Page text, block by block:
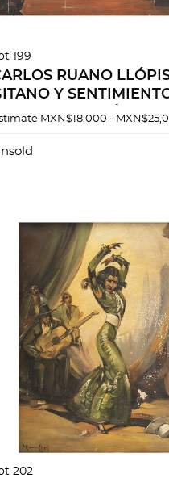
199
RUANO
Y
TABERNA. Óleo
cm.
MXN$18,000 -
202